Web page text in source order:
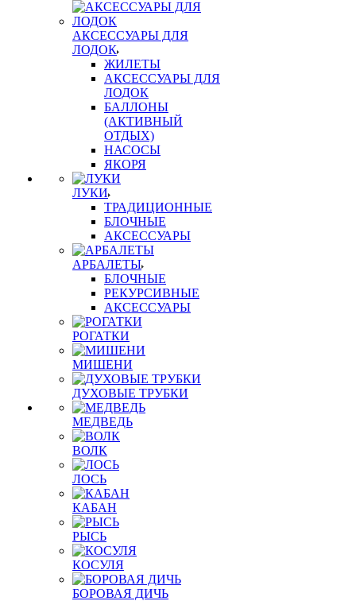
АКСЕССУАРЫ ДЛЯ
ЛОДОК
ЖИЛЕТЫ
АКСЕССУАРЫ ДЛЯ
ЛОДОК
БАЛЛОНЫ
(АКТИВНЫЙ
ОТДЫХ)
НАСОСЫ
ЯКОРЯ
ЛУКИ
ТРАДИЦИОННЫЕ
БЛОЧНЫЕ
АКСЕССУАРЫ
АРБАЛЕТЫ
БЛОЧНЫЕ
РЕКУРСИВНЫЕ
АКСЕССУАРЫ
РОГАТКИ
МИШЕНИ
ДУХОВЫЕ ТРУБКИ
МЕДВЕДЬ
ВОЛК
ЛОСЬ
КАБАН
РЫСЬ
КОСУЛЯ
БОРОВАЯ ДИЧЬ